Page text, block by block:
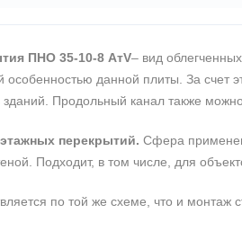
ПНО 35-10-8 АтV– вид
особенностью данной плиты. За
зданий. Продольный канал также
перекрытий. Сфера
Подходит, в том числе, для
по той же схеме, что и монтаж